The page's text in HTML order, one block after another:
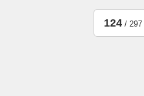
124/ 297